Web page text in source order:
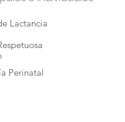
Lactancia
Perinatal